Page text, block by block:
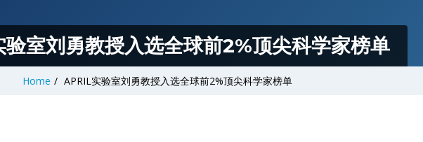
室刘勇教授入选全球前2%顶尖科学家榜单
Home / APRIL实验室刘勇教授入选全球前2%顶尖科学家榜单